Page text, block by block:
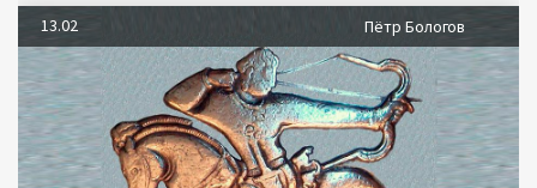
13.02 Пётр Бологов